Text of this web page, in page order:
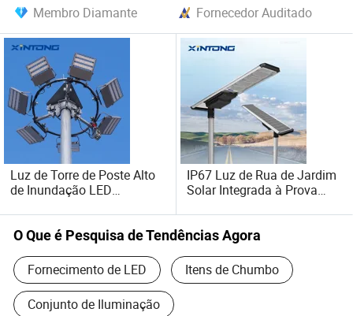
Membro Diamante
Fornecedor Auditado
Luz de Torre de Poste Alto
de Inundação LED
Galvanizado à Prova
d'Água
IP67 Luz de Rua de Jardim
Solar Integrada à Prova
Solares Integrados
O Que é Pesquisa de Tendências Agora
Fornecimento de LED Itens de Chumbo
Conjunto de Iluminação